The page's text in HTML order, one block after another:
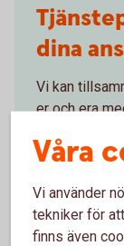
dina
Vi kan
er och era
Prata
Våra
Vi använder
tekniker för
finns även